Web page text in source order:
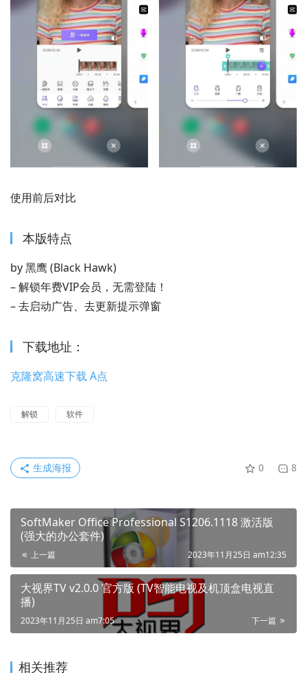
使用前后对比
本版特点
by 黑鹰 (Black Hawk)
– 解锁年费VIP会员，无需登陆！
– 去启动广告、去更新提示弹窗
下载地址：
克隆窝高速下载 A点
解锁 软件
0 8
生成海报
SoftMaker Office Professional S1206.1118 激活版
(强大的办公套件)
上一篇 2023年11月25日 am12:35
大视界TV v2.0.0 官方版 (TV智能电视及机顶盒电视直
播)
下一篇
2023年11月25日 am7:05
相关推荐